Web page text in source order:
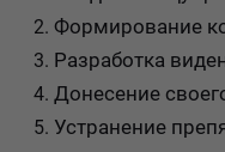
Формирование
Разработка
Донесение
Устранение